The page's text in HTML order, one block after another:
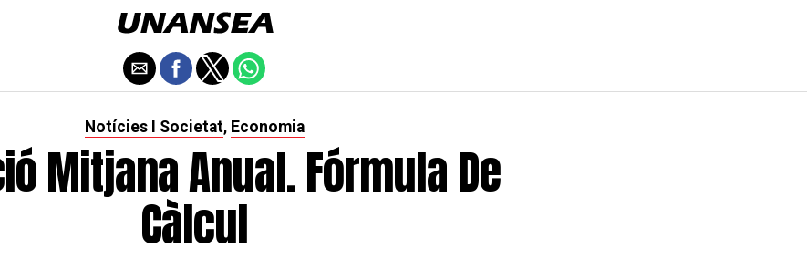
Notícies I Societat, Economia
Mitjana Anual. Fórmula De
Càlcul